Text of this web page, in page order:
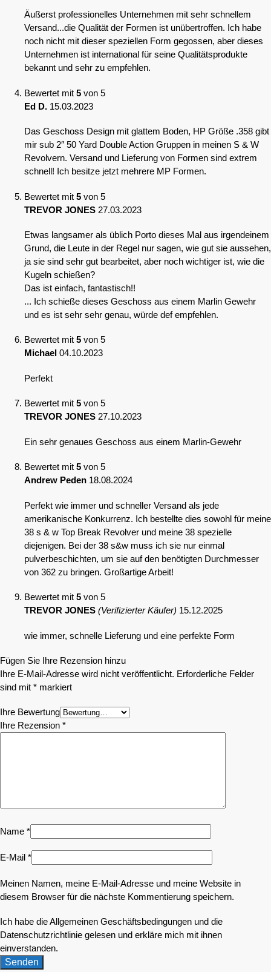
Äußerst professionelles Unternehmen mit sehr schnellem
Versand...die Qualität der Formen ist unübertroffen. Ich habe
noch nicht mit dieser speziellen Form gegossen, aber dieses
Unternehmen ist international für seine Qualitätsprodukte
bekannt und sehr zu empfehlen.
Bewertet mit 5 von 5
Ed D. 15.03.2023
Das Geschoss Design mit glattem Boden, HP Größe .358 gibt
mir sub 2″ 50 Yard Double Action Gruppen in meinen S & W
Revolvern. Versand und Lieferung von Formen sind extrem
schnell! Ich besitze jetzt mehrere MP Formen.
Bewertet mit 5 von 5
TREVOR JONES 27.03.2023
Etwas langsamer als üblich Porto dieses Mal aus irgendeinem
Grund, die Leute in der Regel nur sagen, wie gut sie aussehen,
ja sie sind sehr gut bearbeitet, aber noch wichtiger ist, wie die
Kugeln schießen?
Das ist einfach, fantastisch!!
... Ich schieße dieses Geschoss aus einem Marlin Gewehr
und es ist sehr sehr genau, würde def empfehlen.
Bewertet mit 5 von 5
Michael 04.10.2023
Perfekt
Bewertet mit 5 von 5
TREVOR JONES 27.10.2023
Ein sehr genaues Geschoss aus einem Marlin-Gewehr
Bewertet mit 5 von 5
Andrew Peden 18.08.2024
Perfekt wie immer und schneller Versand als jede
amerikanische Konkurrenz. Ich bestellte dies sowohl für meine
38 s & w Top Break Revolver und meine 38 spezielle
diejenigen. Bei der 38 s&w muss ich sie nur einmal
pulverbeschichten, um sie auf den benötigten Durchmesser
von 362 zu bringen. Großartige Arbeit!
Bewertet mit 5 von 5
TREVOR JONES (Verifizierter Käufer) 15.12.2025
wie immer, schnelle Lieferung und eine perfekte Form
Fügen Sie Ihre Rezension hinzu
Ihre E-Mail-Adresse wird nicht veröffentlicht. Erforderliche Felder
sind mit * markiert
Ihre Bewertung
Ihre Rezension *
Name *
E-Mail *
Meinen Namen, meine E-Mail-Adresse und meine Website in
diesem Browser für die nächste Kommentierung speichern.
Ich habe die Allgemeinen Geschäftsbedingungen und die
Datenschutzrichtlinie gelesen und erkläre mich mit ihnen
einverstanden.